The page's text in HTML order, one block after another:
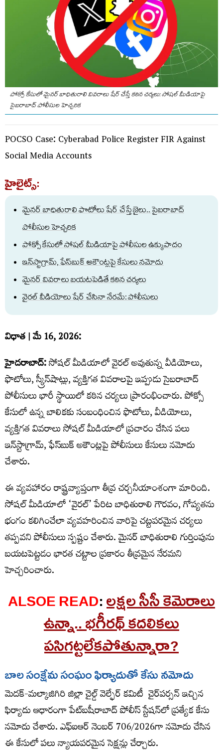
పోక్సో కేసులో మైనర్ బాధితురాలి వివరాలు షేర్ చేస్తే కఠిన చర్యలు: సోషల్ మీడియాపై
సైబరాబాద్ పోలీసుల హెచ్చరిక
POCSO Case: Cyberabad Police Register FIR Against
Social Media Accounts
హైలైట్స్:
మైనర్ బాధితురాలి ఫొటోలు షేర్ చేస్తే జైలు.. సైబరాబాద్
పోలీసుల హెచ్చరిక
పోక్సో కేసులో సోషల్ మీడియాపై పోలీసుల ఉక్కుపాదం
ఇన్‌స్టాగ్రామ్, ఫేస్‌బుక్ అకౌంట్లపై కేసులు నమోదు
మైనర్ వివరాలు బయటపెడితే కఠిన చర్యలు
వైరల్ వీడియోలు షేర్ చేసినా నేరమే: పోలీసులు
విధాత | మే 16, 2026:
హైదరాబాద్:సోషల్ మీడియాలో వైరల్ అవుతున్న వీడియోలు,
ఫొటోలు, స్క్రీన్‌షాట్లు, వ్యక్తిగత వివరాలపై ఇప్పుడు సైబరాబాద్
పోలీసులు భారీ స్థాయిలో కఠిన చర్యలు ప్రారంభించారు. పోక్సో
కేసులో ఉన్న బాలికకు సంబంధించిన ఫొటోలు, వీడియోలు,
వ్యక్తిగత వివరాలు సోషల్ మీడియాలో ప్రచారం చేసిన పలు
ఇన్‌స్టాగ్రామ్, ఫేస్‌బుక్ అకౌంట్లపై పోలీసులు కేసులు నమోదు
చేశారు.
ఈ వ్యవహారం రాష్ట్రవ్యాప్తంగా తీవ్ర చర్చనీయాంశంగా మారింది.
సోషల్ మీడియాలో ‘వైరల్’ పేరిట బాధితురాలి గౌరవం, గోప్యతను
భంగం కలిగించేలా వ్యవహరించిన వారిపై చట్టపరమైన చర్యలు
తప్పవని పోలీసులు స్పష్టం చేశారు. మైనర్ బాధితురాలి గుర్తింపును
బయటపెట్టడం భారత చట్టాల ప్రకారం తీవ్రమైన నేరమని
హెచ్చరించారు.
ALSOE READ: లక్షల సీసీ కెమెరాలు
ఉన్నా.. భగీరథ్‌ కదలికలు
పసిగట్టలేకపోతున్నారా?
బాల సంక్షేమ సంఘం ఫిర్యాదుతో కేసు నమోదు
మెదక్-మల్కాజిగిరి జిల్లా చైల్డ్ వెల్ఫేర్ కమిటీ చైర్‌పర్సన్ ఇచ్చిన
ఫిర్యాదు ఆధారంగా పేట్‌బషీరాబాద్ పోలీస్ స్టేషన్‌లో ప్రత్యేక కేసు
నమోదు చేశారు. ఎఫ్​ఐఆర్​ నెంబర్ 706/2026గా నమోదు చేసిన
ఈ కేసులో పలు న్యాయపరమైన సెక్షన్లు చేర్చారు.